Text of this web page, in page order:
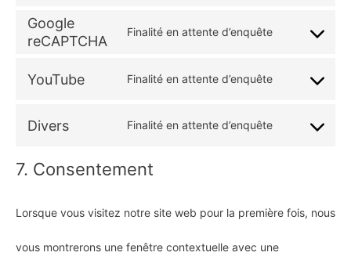
Google
reCAPTCHA
Finalité en attente d’enquête
YouTube
Finalité en attente d’enquête
Divers
Finalité en attente d’enquête
service
7. Consentement
Lorsque vous visitez notre site web pour la première fois, nous
vous montrerons une fenêtre contextuelle avec une